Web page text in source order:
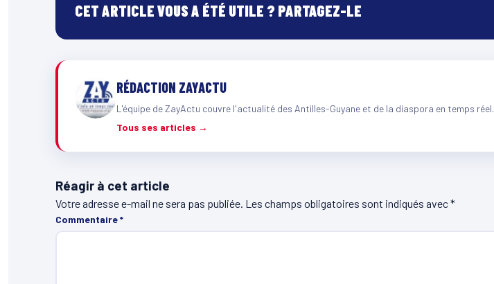
CET ARTICLE VOUS A ÉTÉ UTILE ? PARTAGEZ-LE
RÉDACTION ZAYACTU
L'équipe de ZayActu couvre l'actualité des Antilles-Guyane et de la diaspora en temps réel.
Tous ses articles →
Réagir à cet article
Votre adresse e-mail ne sera pas publiée. Les champs obligatoires sont indiqués avec*
Commentaire*